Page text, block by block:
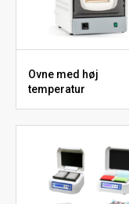
Ovne med høj
temperatur